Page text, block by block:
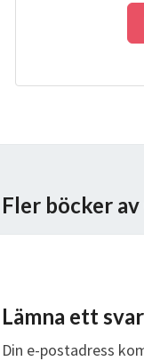
Fler böcker
Lämna ett svar
Din e-postadress